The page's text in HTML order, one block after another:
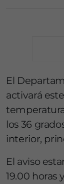
El
activará
los 36
interior,
El aviso
19.00 horas